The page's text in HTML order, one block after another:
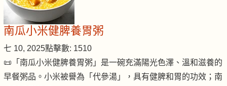
南瓜小米健脾養胃粥
七 10, 2025點擊數: 1510
📜「南瓜小米健脾養胃粥」是一碗充滿陽光色澤、溫和滋養的
早餐粥品。小米被譽為「代參湯」，具有健脾和胃的功效；南